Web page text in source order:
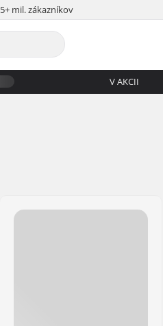
5+ mil. zákazníkov
V AKCII